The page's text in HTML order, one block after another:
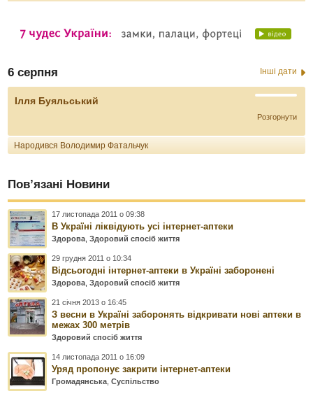
6 серпня Інші дати
Ілля Буяльський
Розгорнути
Народився Володимир Фатальчук
Пов’язані Новини
17 листопада 2011 о 09:38
В Україні ліквідують усі інтернет-аптеки
Здорова,Здоровий спосіб життя
29 грудня 2011 о 10:34
Відсьогодні інтернет-аптеки в Україні заборонені
Здорова,Здоровий спосіб життя
21 січня 2013 о 16:45
З весни в Україні заборонять відкривати нові аптеки в
межах 300 метрів
Здоровий спосіб життя
14 листопада 2011 о 16:09
Уряд пропонує закрити інтернет-аптеки
Громадянська,Суспільство